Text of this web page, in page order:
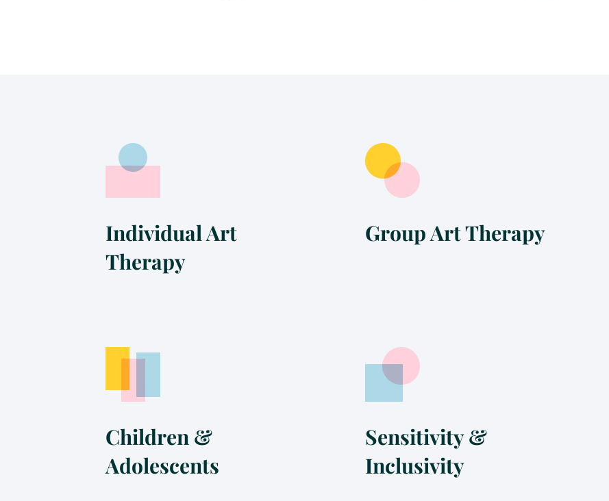
Individual Art
Therapy
Group Art Therapy
Children &
Adolescents
Sensitivity &
Inclusivity